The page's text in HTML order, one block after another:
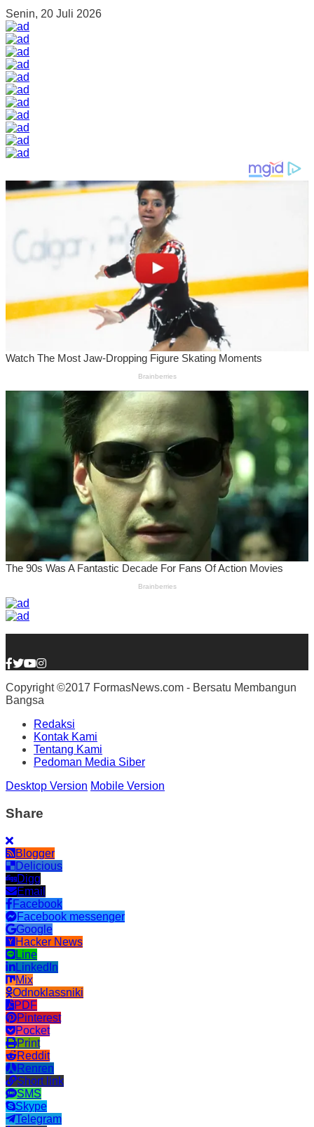
Senin, 20 Juli 2026
Copyright ©2017 FormasNews.com - Bersatu Membangun
Bangsa
Redaksi
Kontak Kami
Tentang Kami
Pedoman Media Siber
Desktop Version Mobile Version
Share
Blogger
Delicious
Digg
Email
Facebook
Facebook messenger
Google
Hacker News
Line
LinkedIn
Mix
Odnoklassniki
PDF
Pinterest
Pocket
Print
Reddit
Renren
Short link
SMS
Skype
Telegram